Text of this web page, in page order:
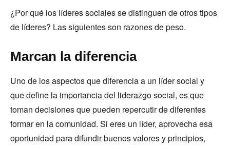
¿Por qué los líderes sociales se distinguen de otros tipos
de líderes? Las siguientes son razones de peso.
Marcan la diferencia
Uno de los aspectos que diferencia a un líder social y
que define la importancia del liderazgo social, es que
toman decisiones que pueden repercutir de diferentes
formar en la comunidad. Si eres un líder, aprovecha esa
oportunidad para difundir buenos valores y principios,